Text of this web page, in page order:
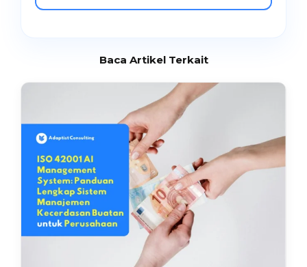
Baca Artikel Terkait